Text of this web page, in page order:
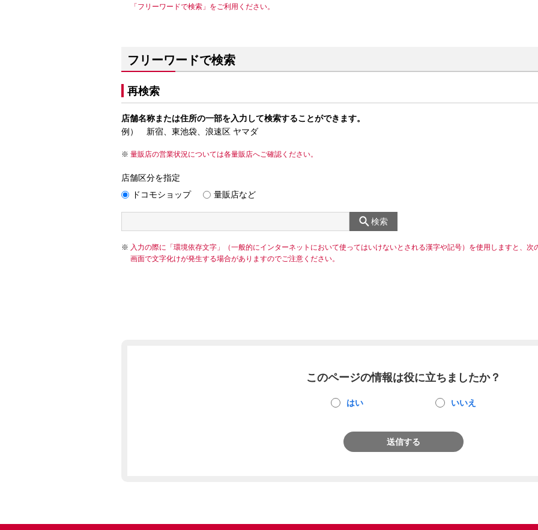
「フリーワードで検索」をご利用ください。
フリーワードで検索
再検索
店舗名称または住所の一部を入力して検索することができます。
例） 新宿、東池袋、浪速区 ヤマダ
量販店の営業状況については各量販店へご確認ください。
店舗区分を指定
ドコモショップ
量販店など
検索
入力の際に「環境依存文字」（一般的にインターネットにおいて使ってはいけないとされる漢字や記号）を使用しますと、次
画面で文字化けが発生する場合がありますのでご注意ください。
このページの情報は役に立ちましたか？
はい いいえ
送信する